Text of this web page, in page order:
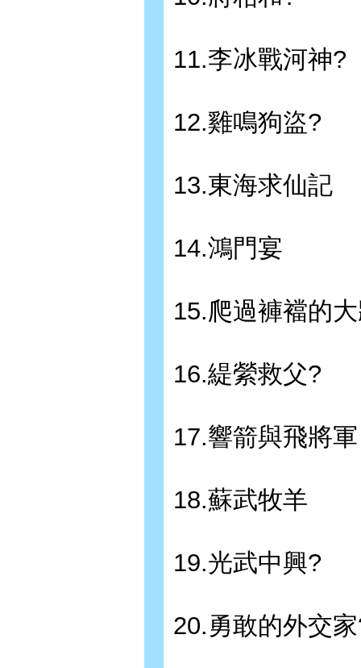
11.李冰戰河神?
12.雞鳴狗盜?
13.東海求仙記
14.鴻門宴
15.爬過褲襠的
16.緹縈救父?
17.響箭與飛將軍
18.蘇武牧羊
19.光武中興?
20.勇敢的外交